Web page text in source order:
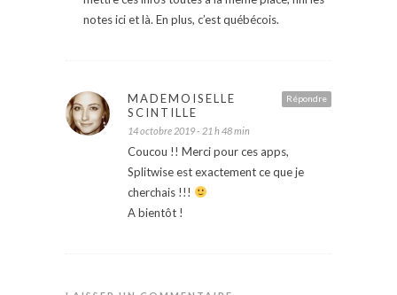
notes ici et là. En plus, c’est québécois.
Répondre
MADEMOISELLE
SCINTILLE
14 octobre 2019 - 21 h 48 min
Coucou !! Merci pour ces apps,
Splitwise est exactement ce que je
cherchais !!!
A bientôt !